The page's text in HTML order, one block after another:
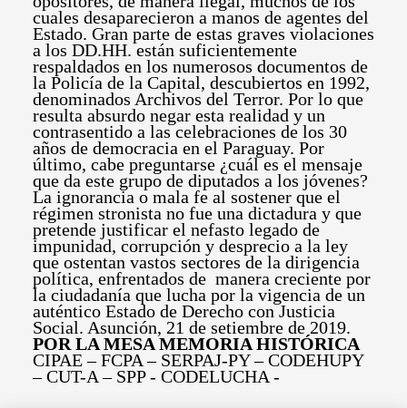
cuales desaparecieron a manos de agentes del
Estado. Gran parte de estas graves violaciones
a los DD.HH. están suficientemente
respaldados en los numerosos documentos de
la Policía de la Capital, descubiertos en 1992,
denominados Archivos del Terror. Por lo que
resulta absurdo negar esta realidad y un
contrasentido a las celebraciones de los 30
años de democracia en el Paraguay. Por
último, cabe preguntarse ¿cuál es el mensaje
que da este grupo de diputados a los jóvenes?
La ignorancia o mala fe al sostener que el
régimen stronista no fue una dictadura y que
pretende justificar el nefasto legado de
impunidad, corrupción y desprecio a la ley
que ostentan vastos sectores de la dirigencia
política, enfrentados de manera creciente por
la ciudadanía que lucha por la vigencia de un
auténtico Estado de Derecho con Justicia
Social. Asunción, 21 de setiembre de 2019.
POR LA MESA MEMORIA HISTÓRICA
CIPAE – FCPA – SERPAJ-PY – CODEHUPY
– CUT-A – SPP - CODELUCHA -